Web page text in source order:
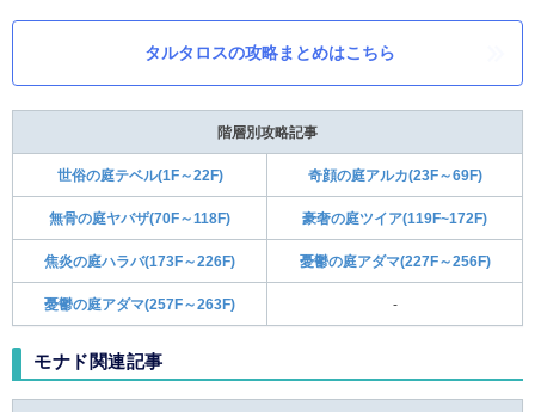
タルタロスの攻略まとめはこちら
階層別攻略記事
世俗の庭テベル(1F～22F) 奇顔の庭アルカ(23F～69F)
無骨の庭ヤバザ(70F～118F) 豪奢の庭ツイア(119F~172F)
焦炎の庭ハラバ(173F～226F) 憂鬱の庭アダマ(227F～256F)
憂鬱の庭アダマ(257F～263F) -
モナド関連記事